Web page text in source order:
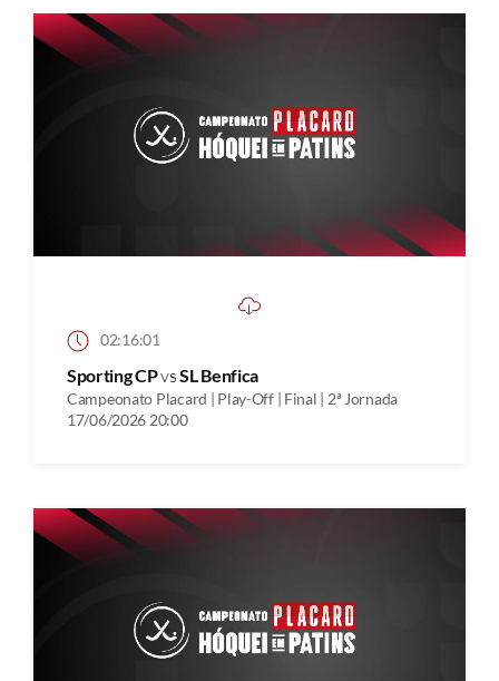
02:16:01
Sporting CPvsSL Benfica
Campeonato Placard | Play-Off | Final | 2ª Jornada
17/06/2026 20:00